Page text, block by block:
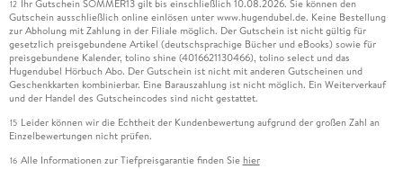
12 Ihr Gutschein SOMMER13 gilt bis einschließlich 10.08.2026. Sie können den
Gutschein ausschließlich online einlösen unter www.hugendubel.de. Keine Bestellung
zur Abholung mit Zahlung in der Filiale möglich. Der Gutschein ist nicht gültig für
gesetzlich preisgebundene Artikel (deutschsprachige Bücher und eBooks) sowie für
preisgebundene Kalender, tolino shine (4016621130466), tolino select und das
Hugendubel Hörbuch Abo. Der Gutschein ist nicht mit anderen Gutscheinen und
Geschenkkarten kombinierbar. Eine Barauszahlung ist nicht möglich. Ein Weiterverkauf
und der Handel des Gutscheincodes sind nicht gestattet.
15 Leider können wir die Echtheit der Kundenbewertung aufgrund der großen Zahl an
Einzelbewertungen nicht prüfen.
16 Alle Informationen zur Tiefpreisgarantie finden Sie hier